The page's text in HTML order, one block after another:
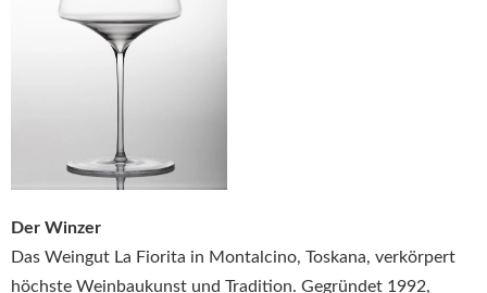
Der Winzer
Das Weingut La Fiorita in Montalcino, Toskana, verkörpert
höchste Weinbaukunst und Tradition. Gegründet 1992,